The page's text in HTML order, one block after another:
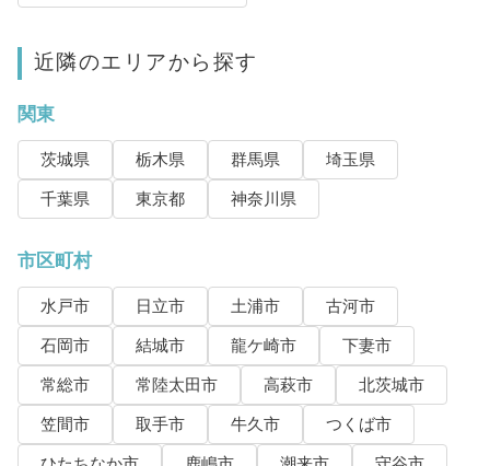
近隣のエリアから探す
関東
茨城県 栃木県 群馬県
埼玉県
千葉県
東京都 神奈川県
市区町村
水戸市 日立市 土浦市
古河市
石岡市
結城市 龍ケ崎市
下妻市
常総市
常陸太田市 高萩市
北茨城市
笠間市
取手市 牛久市
つくば市